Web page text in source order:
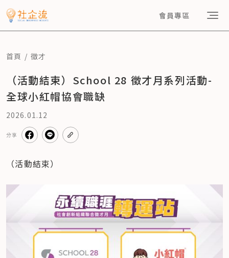
會員專區
首頁 徵才
（活動結束）School 28 徵才月系列活動-
全球小紅帽協會職缺
2026.01.12
分享
（活動結束）